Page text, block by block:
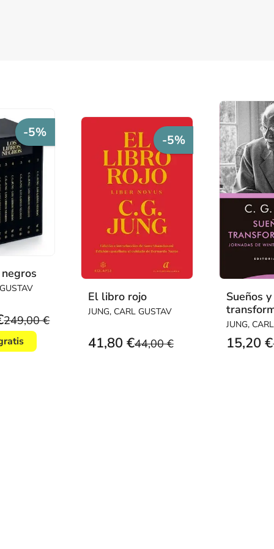
-5%
249,00 €
-5%
El libro rojo
JUNG, CARL GUSTAV
44,00 €
41,80 €
Sueños y
JUNG,
15,20 €